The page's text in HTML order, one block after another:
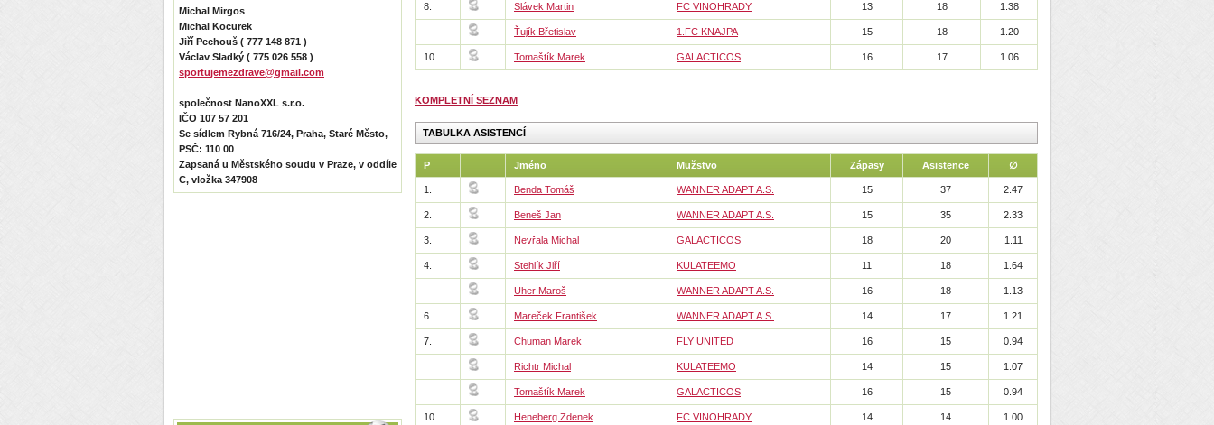
Michal Mirgos
Michal Kocurek
Jiří Pechouš ( 777 148 871 )
Václav Sladký ( 775 026 558 )
sportujemezdrave@gmail.com
společnost NanoXXL s.r.o.
IČO 107 57 201
Se sídlem Rybná 716/24, Praha, Staré Město,
PSČ: 110 00
Zapsaná u Městského soudu v Praze, v oddíle
C, vložka 347908
8. Slávek Martin FC VINOHRADY 13 18 1.38
Ťujík Břetislav 1.FC KNAJPA 15 18 1.20
10. Tomaštík Marek GALACTICOS 16 17 1.06
KOMPLETNÍ SEZNAM
TABULKA ASISTENCÍ
P Jméno Mužstvo Zápasy Asistence ∅
1. Benda Tomáš WANNER ADAPT A.S. 15 37 2.47
2. Beneš Jan WANNER ADAPT A.S. 15 35 2.33
3. Nevřala Michal GALACTICOS 18 20 1.11
4. Stehlík Jiří KULATEEMO 11 18 1.64
Uher Maroš WANNER ADAPT A.S. 16 18 1.13
6. Mareček František WANNER ADAPT A.S. 14 17 1.21
7. Chuman Marek FLY UNITED 16 15 0.94
Richtr Michal KULATEEMO 14 15 1.07
Tomaštík Marek GALACTICOS 16 15 0.94
10. Heneberg Zdenek FC VINOHRADY 14 14 1.00